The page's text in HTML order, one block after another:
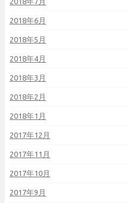
2018年6月
2018年5月
2018年4月
2018年3月
2018年2月
2018年1月
2017年12月
2017年11月
2017年10月
2017年9月